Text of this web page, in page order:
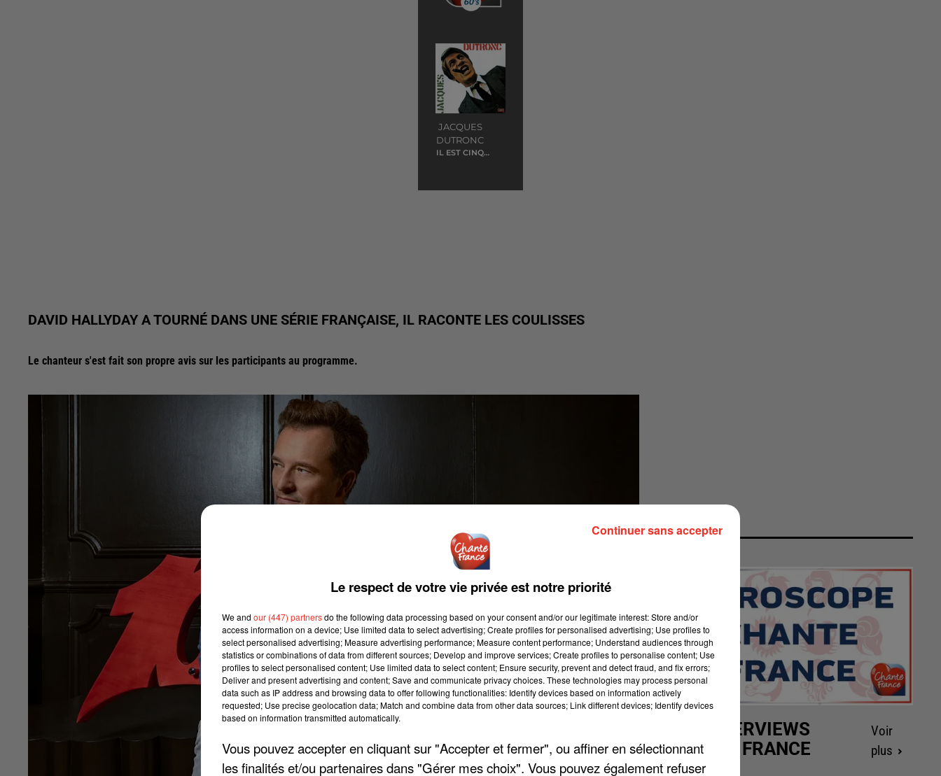
JACQUES
DUTRONC
IL EST CINQ
DAVID HALLYDAY A TOURNÉ DANS UNE SÉRIE FRANÇAISE, IL RACONTE LES COULISSES
Le chanteur s'est fait son propre avis sur les participants au programme.
LES INTERVIEWS
CHANTE FRANCE
Voir
plus
Le respect de votre vie privée est notre priorité
We and our (447) partnersdo the following data processing based on your consent and/or our legitimate interest: Store and/or
access information on a device; Use limited data to select advertising; Create profiles for personalised advertising; Use profiles to
select personalised advertising; Measure advertising performance; Measure content performance; Understand audiences through
statistics or combinations of data from different sources; Develop and improve services; Create profiles to personalise content; Use
profiles to select personalised content; Use limited data to select content; Ensure security, prevent and detect fraud, and fix errors;
Deliver and present advertising and content; Save and communicate privacy choices. These technologies may process personal
data such as IP address and browsing data to offer following functionalities: Identify devices based on information actively
requested; Use precise geolocation data; Match and combine data from other data sources; Link different devices; Identify devices
based on information transmitted automatically.
Vous pouvez accepter en cliquant sur "Accepter et fermer", ou affiner en sélectionnant
les finalités et/ou partenaires dans "Gérer mes choix". Vous pouvez également refuser
Continuer sans accepter